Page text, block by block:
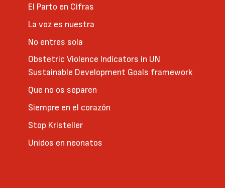
El Parto en Cifras
La voz es nuestra
No entres sola
Obstetric Violence Indicators in UN
Sustainable Development Goals framework
Que no os separen
Siempre en el corazón
Stop Kristeller
Unidos en neonatos